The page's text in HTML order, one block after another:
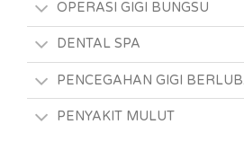
OPERASI GIGI BUNGSU
DENTAL SPA
PENCEGAHAN GIGI
PENYAKIT MULUT